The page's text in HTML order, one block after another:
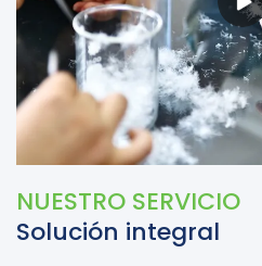
NUESTRO SERVICIO
Solución integral